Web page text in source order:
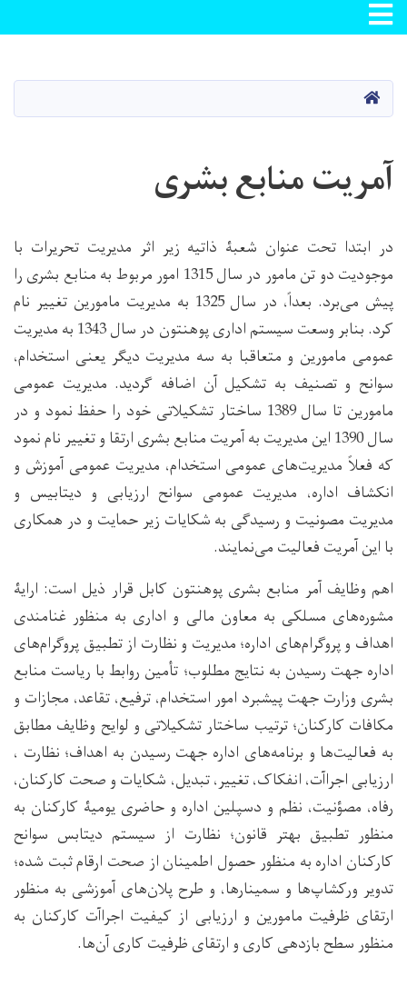
content
Toggle navigation
صفحه اصلی
آمریت منابع بشری
در ابتدا تحت عنوان شعبۀ ذاتیه زیر اثر مدیریت تحریرات با
موجودیت دو تن مامور در سال 1315 امور مربوط به منابع بشری را
پیش می‌برد. بعداً، در سال 1325 به مدیریت مامورین تغییر نام
کرد. بنابر وسعت سیستم اداری پوهنتون در سال 1343 به مدیریت
عمومی مامورین و متعاقبا به سه مدیریت دیگر یعنی استخدام،
سوانح و تصنیف به تشکیل آن اضافه گردید. مدیریت عمومی
مامورین تا سال 1389 ساختار تشکیلاتی خود را حفظ نمود و در
سال 1390 این مدیریت به آمریت منابع بشری ارتقا و تغییر نام نمود
که فعلاً مدیریت‌های عمومی استخدام، مدیریت عمومی آموزش و
انکشاف اداره، مدیریت عمومی سوانح ارزیابی و دیتابیس و
مدیریت مصونیت و رسیدگی به شکایات زیر حمایت و در همکاری
با این آمریت فعالیت می‌نمایند.
اهم وظایف آمر منابع بشری پوهنتون کابل قرار ذیل است: ارایۀ
مشوره‌های مسلکی به معاون مالی و اداری به منظور غنامندی
اهداف و پروگرام‌های اداره؛ مدیریت و نظارت از تطبیق پروگرام‌های
اداره جهت رسیدن به نتایج مطلوب؛ تأمین روابط با ریاست منابع
بشری وزارت جهت پیشبرد امور استخدام، ترفیع، تقاعد، مجازات و
مکافات کارکنان؛ ترتیب ساختار تشکیلاتی و لوایح وظایف مطابق
به فعالیت‌ها و برنامه‌های اداره جهت رسیدن به اهداف؛ نظارت ،
ارزیابی اجراآت، انفکاک، تغییر، تبدیل، شکایات و صحت کارکنان،
رفاه، مصؤنیت، نظم و دسپلین اداره و حاضری یومیۀ کارکنان به
منظور تطبیق بهتر قانون؛ نظارت از سیستم دیتابس سوانح
کارکنان اداره به منظور حصول اطمینان از صحت ارقام ثبت شده؛
تدویر ورکشاپ‌ها و سمینارها، و طرح پلان‌های آموزشی به منظور
ارتقای ظرفیت مامورین و ارزیابی از کیفیت اجراآت کارکنان به
منظور سطح بازدهی کاری و ارتقای ظرفیت کاری آن‌ها.